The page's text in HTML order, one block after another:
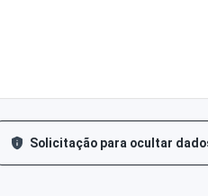
Solicitação para ocultar